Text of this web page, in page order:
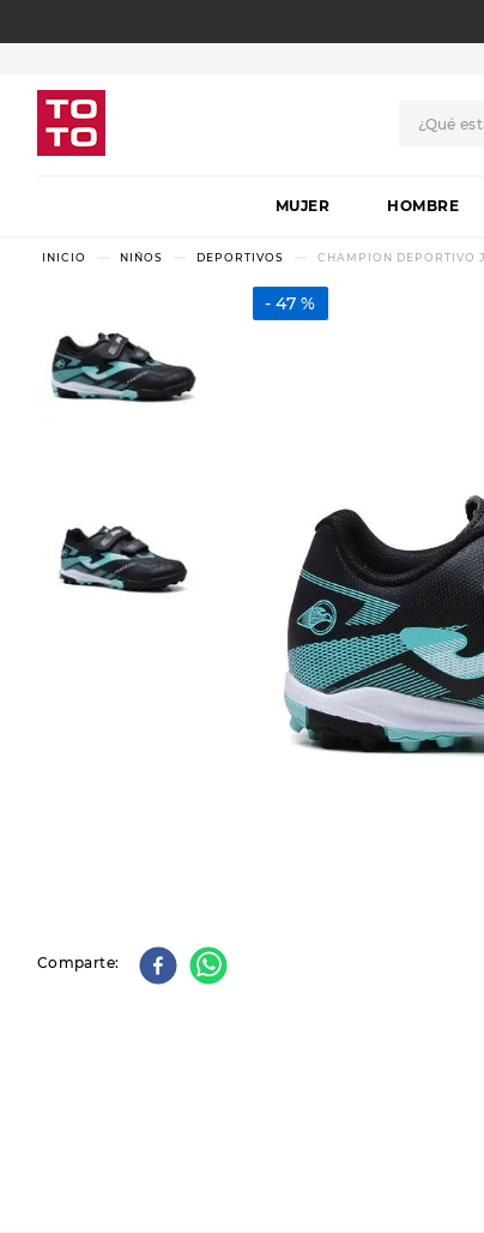
MUJER HOMBRE
NIÑOS DEPORTIVOS CHAMPION DEPORTIVO
47 %
Comparte
1.
botas
2.
skechers
3.
9
slip-ins
10. botas dama